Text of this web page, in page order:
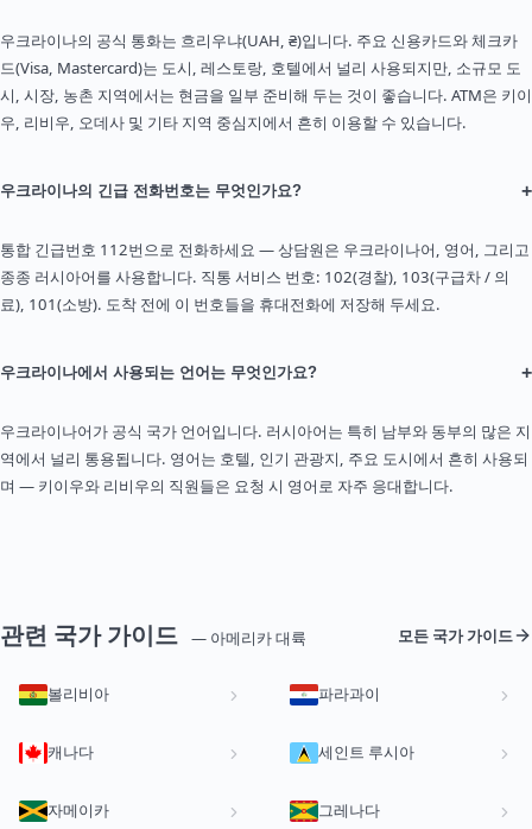
우크라이나의 공식 통화는 흐리우냐(UAH, ₴)입니다. 주요 신용카드와 체크카
드(Visa, Mastercard)는 도시, 레스토랑, 호텔에서 널리 사용되지만, 소규모 도
시, 시장, 농촌 지역에서는 현금을 일부 준비해 두는 것이 좋습니다. ATM은 키이
우, 리비우, 오데사 및 기타 지역 중심지에서 흔히 이용할 수 있습니다.
우크라이나의 긴급 전화번호는 무엇인가요? +
통합 긴급번호 112번으로 전화하세요 — 상담원은 우크라이나어, 영어, 그리고
종종 러시아어를 사용합니다. 직통 서비스 번호: 102(경찰), 103(구급차 / 의
료), 101(소방). 도착 전에 이 번호들을 휴대전화에 저장해 두세요.
우크라이나에서 사용되는 언어는 무엇인가요? +
우크라이나어가 공식 국가 언어입니다. 러시아어는 특히 남부와 동부의 많은 지
역에서 널리 통용됩니다. 영어는 호텔, 인기 관광지, 주요 도시에서 흔히 사용되
며 — 키이우와 리비우의 직원들은 요청 시 영어로 자주 응대합니다.
관련 국가 가이드 — 아메리카 대륙 모든 국가 가이드
볼리비아 파라과이
캐나다 세인트 루시아
자메이카 그레나다